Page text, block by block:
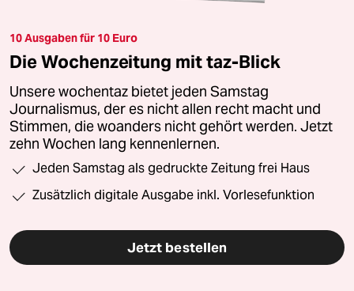
10 Ausgaben für 10 Euro
Die Wochenzeitung mit taz-Blick
Unsere wochentaz bietet jeden Samstag
Journalismus, der es nicht allen recht macht und
Stimmen, die woanders nicht gehört werden. Jetzt
zehn Wochen lang kennenlernen.
Jeden Samstag als gedruckte Zeitung frei Haus
Zusätzlich digitale Ausgabe inkl. Vorlesefunktion
Jetzt bestellen